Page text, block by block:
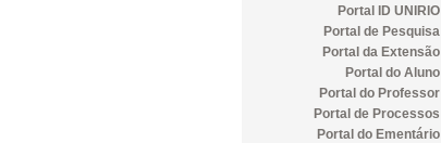
Portal ID UNIRIO
Portal de Pesquisa
Portal da Extensão
Portal do Aluno
Portal do Professor
Portal de Processos
Portal do Ementário